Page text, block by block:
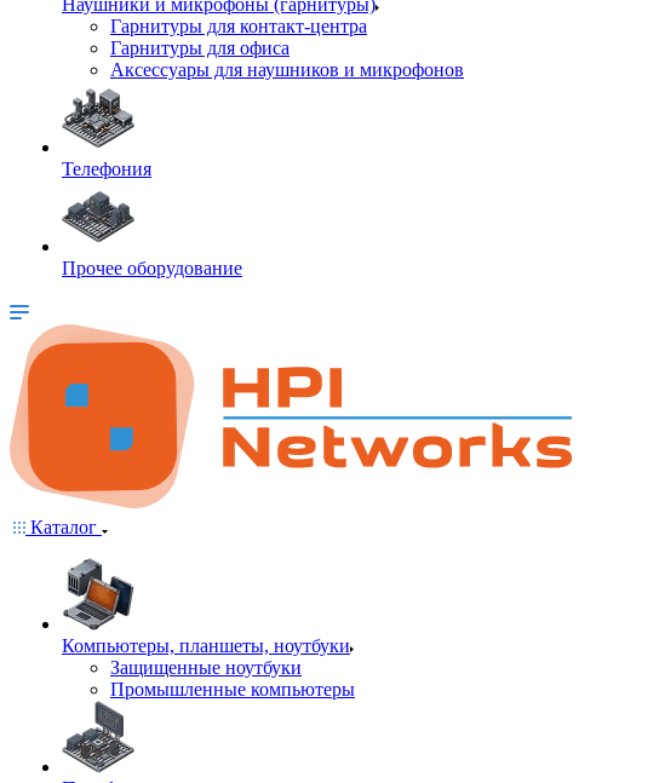
Наушники и микрофоны (гарнитуры)
Гарнитуры для контакт-центра
Гарнитуры для офиса
Аксессуары для наушников и микрофонов
Телефония
Прочее оборудование
Каталог
Компьютеры, планшеты, ноутбуки
Защищенные ноутбуки
Промышленные компьютеры